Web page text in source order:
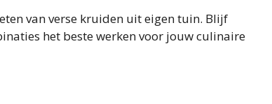
van verse kruiden uit eigen tuin. Blijf
het beste werken voor jouw culinaire